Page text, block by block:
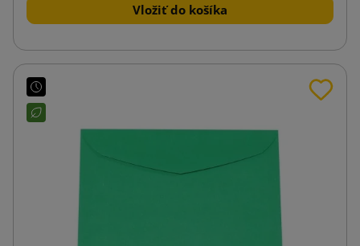
Vložiť do košíka